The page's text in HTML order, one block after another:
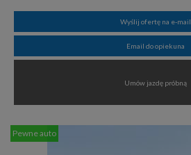
Wyślij ofertę na e-mail
Email do opiekuna
Umów jazdę próbną
Pewne auto